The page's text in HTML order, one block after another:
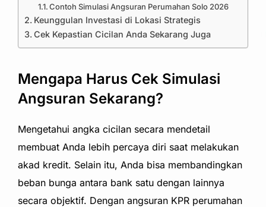
Contoh Simulasi Angsuran Perumahan Solo 2026
Keunggulan Investasi di Lokasi Strategis
Cek Kepastian Cicilan Anda Sekarang Juga
Mengapa Harus Cek Simulasi
Angsuran Sekarang?
Mengetahui angka cicilan secara mendetail
membuat Anda lebih percaya diri saat melakukan
akad kredit. Selain itu, Anda bisa membandingkan
beban bunga antara bank satu dengan lainnya
secara objektif. Dengan angsuran KPR perumahan